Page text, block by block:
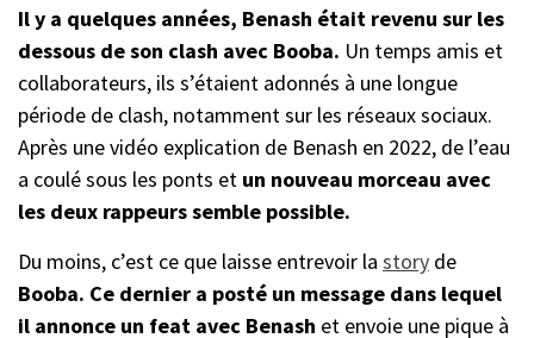
Il y a quelques années, Benash était revenu sur les
dessous de son clash avec Booba. Un temps amis et
collaborateurs, ils s’étaient adonnés à une longue
période de clash, notamment sur les réseaux sociaux.
Après une vidéo explication de Benash en 2022, de l’eau
a coulé sous les ponts et un nouveau morceau avec
les deux rappeurs semble possible.
Du moins, c’est ce que laisse entrevoir la story de
Booba. Ce dernier a posté un message dans lequel
il annonce un feat avec Benash et envoie une pique à